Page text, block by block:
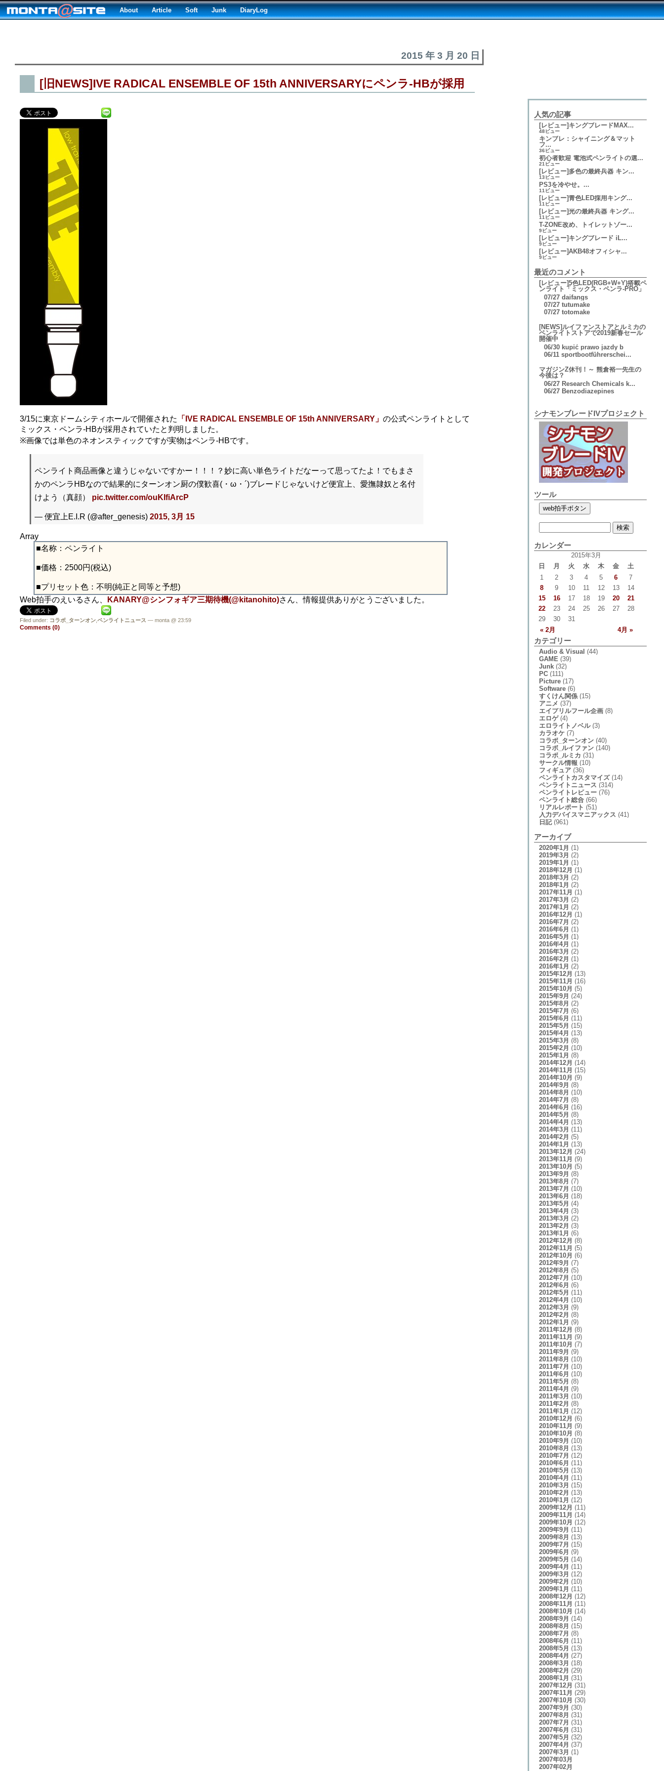
About Article Soft Junk DiaryLog
2015 年 3 月 20 日
[旧NEWS]IVE RADICAL ENSEMBLE OF 15th ANNIVERSARYにペンラ-HBが採用
3/15に東京ドームシティホールで開催された 「IVE RADICAL ENSEMBLE OF 15th ANNIVERSARY」 の公式ペンライトとして
ミックス・ペンラ-HBが採用されていたと判明しました。
※画像では単色のネオンスティックですが実物はペンラ-HBです。
ペンライト商品画像と違うじゃないですかー！！！？妙に高い単色ライトだなーって思ってたよ！でもまさ
かのペンラHBなので結果的にターンオン厨の僕歓喜(・ω・´)ブレードじゃないけど便宜上、愛撫隷奴と名付
けよう（真顔） pic.twitter.com/ouKIfiArcP
— 便宜上E.I.R (@after_genesis) 2015, 3月 15
Array
■名称：ペンライト
■価格：2500円(税込)
■プリセット色：不明(純正と同等と予想)
Web拍手のえいるさん、
KANARY@シンフォギア三期待機(@kitanohito)さん、情報提供ありがとうございました。
Filed under: コラボ_ターンオン ペンライトニュース — monta @ 23:59
Comments (0)
人気の記事
[レビュー]キングブレードMAX...
48ビュー
キンブレ：シャイニング＆マット
フ...
36ビュー
初心者歓迎 電池式ペンライトの選...
21ビュー
[レビュー]多色の最終兵器 キン...
13ビュー
PS3を冷やせ。...
11ビュー
[レビュー]青色LED採用キング...
11ビュー
[レビュー]光の最終兵器 キング...
11ビュー
T-ZONE改め、トイレットゾー...
9ビュー
[レビュー]キングブレード iL...
9ビュー
[レビュー]AKB48オフィシャ...
9ビュー
最近のコメント
[レビュー]5色LED(RGB+W+Y)搭載ペ
ンライト「ミックス・ペンラ-PRO」
07/27 daifangs
07/27 tutumake
07/27 totomake
[NEWS]ルイファンストアとルミカの
ペンライトストアで2019新春セール
開催中
06/30 kupić prawo jazdy b
06/11 sportbootführerschei...
マガジンZ休刊！～ 熊倉裕一先生の
今後は？
06/27 Research Chemicals k...
06/27 Benzodiazepines
シナモンブレードIVプロジェクト
ツール
カレンダー
2015年3月
日
月 火 水 木 金 土
« 2月 4月 »
1 2 3 4 5 6
7
8
9 10 11 12 13
14
15
16 17 18 19 20
21
22
23 24 25 26 27
28
29
30 31
カテゴリー
Audio & Visual (44)
GAME (39)
Junk(32)
PC(111)
Picture(17)
Software(6)
すくけん関係(15)
アニメ (37)
エイプリルフール企画(8)
エロゲ(4)
エロライトノベル(3)
カラオケ(7)
コラボ_ターンオン(40)
コラボ_ルイファン(140)
コラボ_ルミカ (31)
サークル情報 (10)
フィギュア(36)
ペンライトカスタマイズ(14)
ペンライトニュース (314)
ペンライトレビュー(76)
ペンライト総合(66)
リアルレポート (51)
入力デバイスマニアックス (41)
日記(961)
アーカイブ
2020年1月 (1)
2019年3月 (2)
2019年1月 (1)
2018年12月 (1)
2018年3月 (2)
2018年1月 (2)
2017年11月 (1)
2017年3月 (2)
2017年1月 (2)
2016年12月 (1)
2016年7月 (2)
2016年6月 (1)
2016年5月 (1)
2016年4月 (1)
2016年3月 (2)
2016年2月 (1)
2016年1月 (2)
2015年12月 (13)
2015年11月 (16)
2015年10月 (5)
2015年9月 (24)
2015年8月 (2)
2015年7月 (6)
2015年6月 (11)
2015年5月 (15)
2015年4月 (13)
2015年3月 (8)
2015年2月 (10)
2015年1月 (8)
2014年12月 (14)
2014年11月 (15)
2014年10月 (9)
2014年9月 (8)
2014年8月 (10)
2014年7月 (8)
2014年6月 (16)
2014年5月 (8)
2014年4月 (13)
2014年3月 (11)
2014年2月 (5)
2014年1月 (13)
2013年12月 (24)
2013年11月 (9)
2013年10月 (5)
2013年9月 (8)
2013年8月 (7)
2013年7月 (10)
2013年6月 (18)
2013年5月 (4)
2013年4月 (3)
2013年3月 (2)
2013年2月 (3)
2013年1月 (6)
2012年12月 (8)
2012年11月 (5)
2012年10月 (6)
2012年9月 (7)
2012年8月 (5)
2012年7月 (10)
2012年6月 (6)
2012年5月 (11)
2012年4月 (10)
2012年3月 (9)
2012年2月 (8)
2012年1月 (9)
2011年12月 (8)
2011年11月 (9)
2011年10月 (7)
2011年9月 (9)
2011年8月 (10)
2011年7月 (10)
2011年6月 (10)
2011年5月 (8)
2011年4月 (9)
2011年3月 (10)
2011年2月 (8)
2011年1月 (12)
2010年12月 (6)
2010年11月 (9)
2010年10月 (8)
2010年9月 (10)
2010年8月 (13)
2010年7月 (12)
2010年6月 (11)
2010年5月 (13)
2010年4月 (11)
2010年3月 (15)
2010年2月 (13)
2010年1月 (12)
2009年12月 (11)
2009年11月 (14)
2009年10月 (12)
2009年9月 (11)
2009年8月 (13)
2009年7月 (15)
2009年6月 (9)
2009年5月 (14)
2009年4月 (11)
2009年3月 (12)
2009年2月 (10)
2009年1月 (11)
2008年12月 (12)
2008年11月 (11)
2008年10月 (14)
2008年9月 (14)
2008年8月 (15)
2008年7月 (8)
2008年6月 (11)
2008年5月 (13)
2008年4月 (27)
2008年3月 (18)
2008年2月 (29)
2008年1月 (31)
2007年12月 (31)
2007年11月 (29)
2007年10月 (30)
2007年9月 (30)
2007年8月 (31)
2007年7月 (31)
2007年6月 (31)
2007年5月 (32)
2007年4月 (37)
2007年3月 (1)
2007年03月
2007年02月